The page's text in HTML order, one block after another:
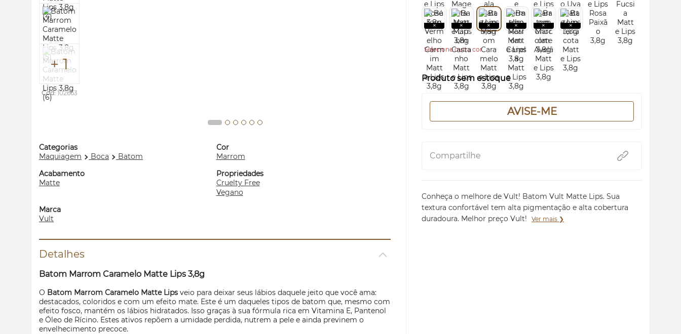
Selecione outra cor.
Produto sem estoque
AVISE-ME
Compartilhe
Conheça o melhore de Vult! Batom Vult Matte Lips. Sua
textura confortável tem alta pigmentação e alta cobertura
duradoura. Melhor preço Vult!
Ver mais ❯
+ 1
Cod:102663
Categorias
Maquiagem
Boca Batom
Cor
Marrom
Acabamento
Matte
Propriedades
Cruelty Free
Vegano
Marca
Vult
Detalhes
Batom Marrom Caramelo Matte Lips 3,8g
O Batom Marrom Caramelo Matte Lips veio para deixar seus lábios daquele jeito que você ama:
destacados, coloridos e com um efeito mate. Este é um daqueles tipos de batom que, mesmo com
efeito fosco, mantém os lábios hidratados. Isso graças à sua fórmula rica em Vitamina E, Pantenol
e Óleo de Rícino. Estes ativos repõem a umidade perdida, nutrem a pele e ainda previnem o
envelhecimento precoce.